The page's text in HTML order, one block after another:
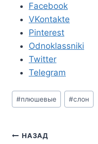
Facebook
VKontakte
Pinterest
Odnoklassniki
Twitter
Telegram
Метки
записи:
#плюшевые #слон
Навигация
НАЗАД